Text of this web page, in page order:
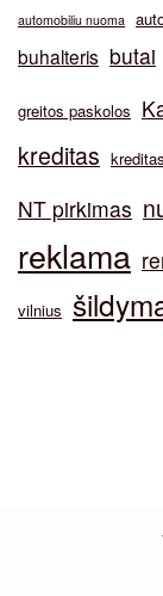
automobiliu nuoma
buhalteris butai
greitos paskolos
kreditas
NT pirkimas
reklama
vilnius